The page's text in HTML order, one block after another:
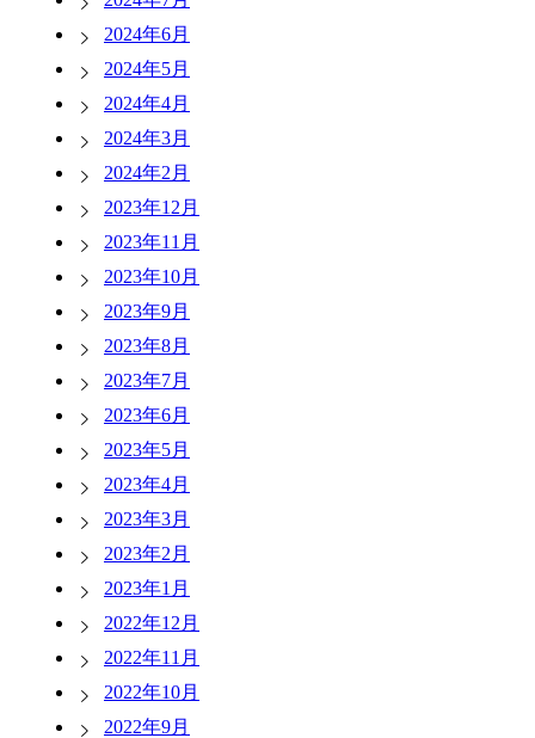
2024年6月
2024年5月
2024年4月
2024年3月
2024年2月
2023年12月
2023年11月
2023年10月
2023年9月
2023年8月
2023年7月
2023年6月
2023年5月
2023年4月
2023年3月
2023年2月
2023年1月
2022年12月
2022年11月
2022年10月
2022年9月